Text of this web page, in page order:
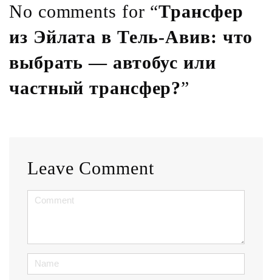
No comments for “Трансфер
из Эйлата в Тель-Авив: что
выбрать — автобус или
частный трансфер?”
Leave Comment
<b>Comment</b>
Name